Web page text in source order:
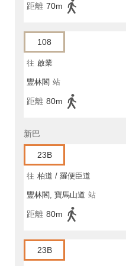
距離 70m
108
往 啟業
豐林閣 站
距離 80m
新巴
23B
往 柏道 / 羅便臣道
豐林閣, 寶馬山道 站
距離 80m
23B